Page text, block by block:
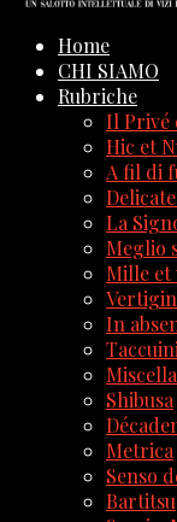
Home
CHI SIAMO
Rubriche
Il Privé
Hic et
A fil di
La
Meglio
Mille et
In
Shibusa
Metrica
Senso
Bartitsu